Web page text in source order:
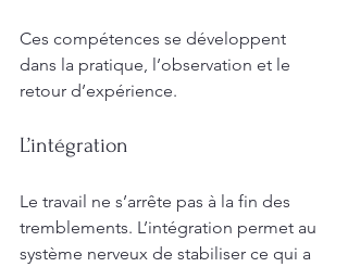
Ces compétences se développent
dans la pratique, l’observation et le
retour d’expérience.
L’intégration
Le travail ne s’arrête pas à la fin des
tremblements. L’intégration permet au
système nerveux de stabiliser ce qui a